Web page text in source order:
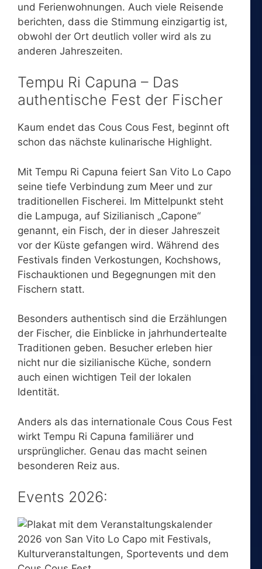
und Ferienwohnungen. Auch viele Reisende
berichten, dass die Stimmung einzigartig ist,
obwohl der Ort deutlich voller wird als zu
anderen Jahreszeiten.
Tempu Ri Capuna – Das
authentische Fest der Fischer
Kaum endet das Cous Cous Fest, beginnt oft
schon das nächste kulinarische Highlight.
Mit Tempu Ri Capuna feiert San Vito Lo Capo
seine tiefe Verbindung zum Meer und zur
traditionellen Fischerei. Im Mittelpunkt steht
die Lampuga, auf Sizilianisch „Capone“
genannt, ein Fisch, der in dieser Jahreszeit
vor der Küste gefangen wird. Während des
Festivals finden Verkostungen, Kochshows,
Fischauktionen und Begegnungen mit den
Fischern statt.
Besonders authentisch sind die Erzählungen
der Fischer, die Einblicke in jahrhundertealte
Traditionen geben. Besucher erleben hier
nicht nur die sizilianische Küche, sondern
auch einen wichtigen Teil der lokalen
Identität.
Anders als das internationale Cous Cous Fest
wirkt Tempu Ri Capuna familiärer und
ursprünglicher. Genau das macht seinen
besonderen Reiz aus.
Events 2026: